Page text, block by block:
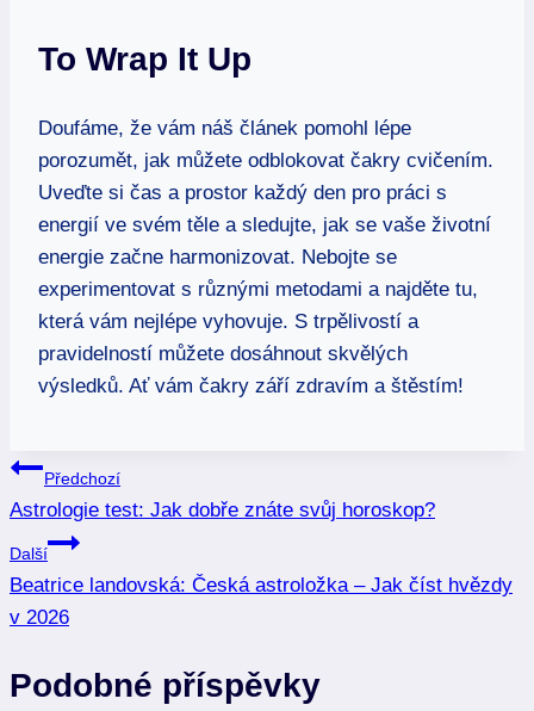
To Wrap It Up
Doufáme, že vám náš článek pomohl lépe
porozumět, jak můžete odblokovat čakry cvičením.
Uveďte si čas a prostor každý den pro práci s
energií ve svém těle a sledujte, jak se vaše životní
energie začne harmonizovat. Nebojte se
experimentovat s různými metodami a najděte tu,
která vám nejlépe vyhovuje. S trpělivostí a
pravidelností můžete dosáhnout skvělých
výsledků. Ať vám čakry září zdravím a štěstím!
Navigace
pro
příspěvek
Předchozí
Astrologie test: Jak dobře znáte svůj horoskop?
Další
Beatrice landovská: Česká astroložka – Jak číst hvězdy
v 2026
Podobné příspěvky